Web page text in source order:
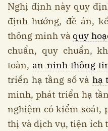
Nghị định này quy
định hướng, đề án,
thông minh và quy
chuẩn, quy chuẩn,
toàn, an ninh thông
triển hạ tầng số và hạ
minh, phát triển hạ
nghiệm có kiểm soát,
thị và dịch vụ, tiện ích